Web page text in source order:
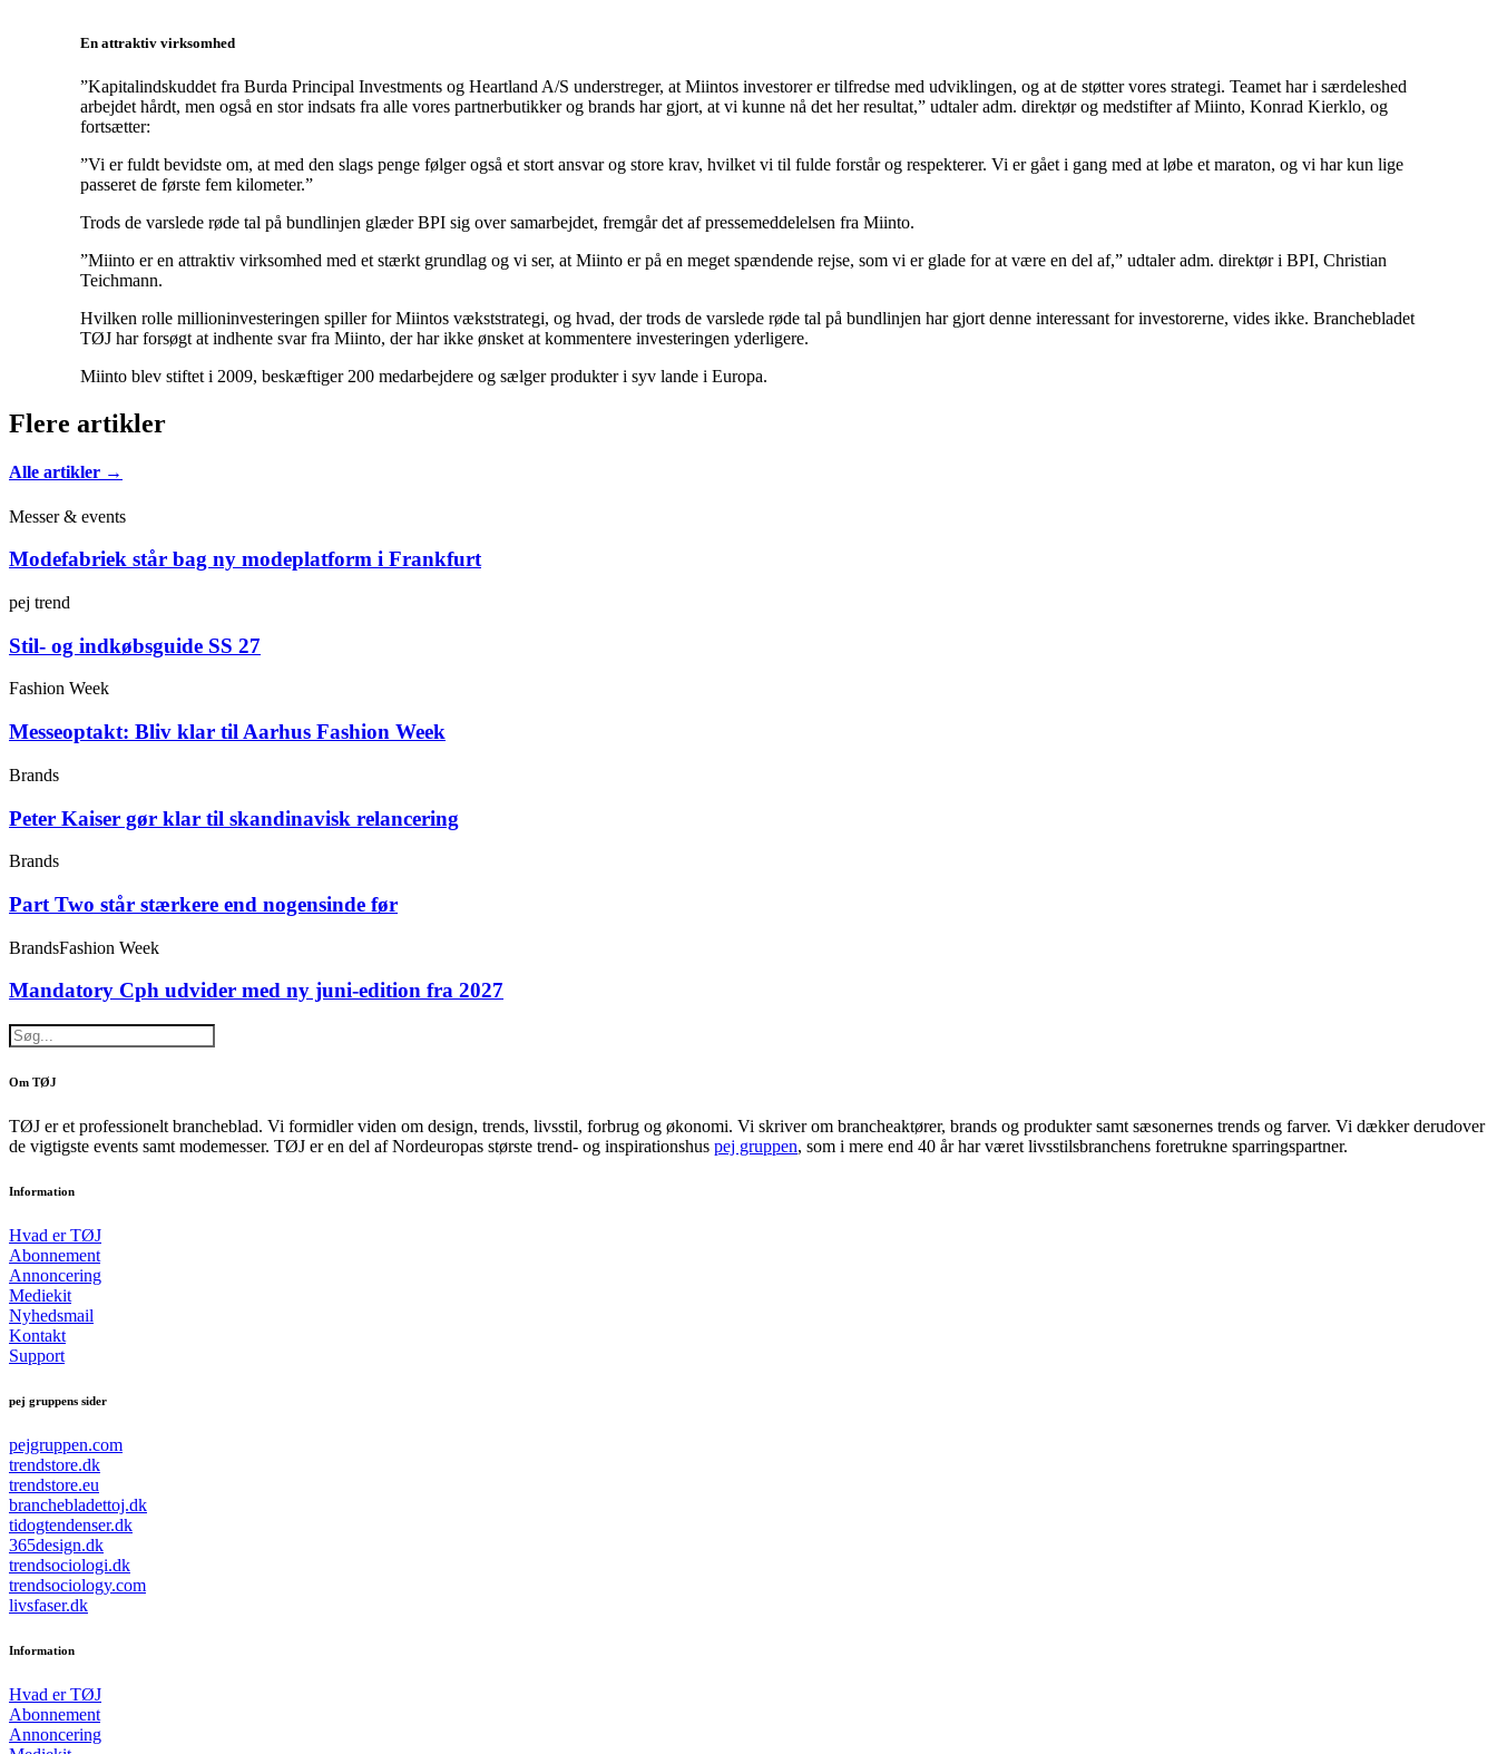
En attraktiv virksomhed
”Kapitalindskuddet fra Burda Principal Investments og Heartland A/S understreger, at Miintos investorer er tilfredse med udviklingen, og at de støtter vores strategi. Teamet har i særdeleshed
arbejdet hårdt, men også en stor indsats fra alle vores partnerbutikker og brands har gjort, at vi kunne nå det her resultat,” udtaler adm. direktør og medstifter af Miinto, Konrad Kierklo, og
fortsætter:
”Vi er fuldt bevidste om, at med den slags penge følger også et stort ansvar og store krav, hvilket vi til fulde forstår og respekterer. Vi er gået i gang med at løbe et maraton, og vi har kun lige
passeret de første fem kilometer.”
Trods de varslede røde tal på bundlinjen glæder BPI sig over samarbejdet, fremgår det af pressemeddelelsen fra Miinto.
”Miinto er en attraktiv virksomhed med et stærkt grundlag og vi ser, at Miinto er på en meget spændende rejse, som vi er glade for at være en del af,” udtaler adm. direktør i BPI, Christian
Teichmann.
Hvilken rolle millioninvesteringen spiller for Miintos vækststrategi, og hvad, der trods de varslede røde tal på bundlinjen har gjort denne interessant for investorerne, vides ikke. Branchebladet
TØJ har forsøgt at indhente svar fra Miinto, der har ikke ønsket at kommentere investeringen yderligere.
Miinto blev stiftet i 2009, beskæftiger 200 medarbejdere og sælger produkter i syv lande i Europa.
Flere artikler
Alle artikler →
Messer & events
Modefabriek står bag ny modeplatform i Frankfurt
pej trend
Stil- og indkøbsguide SS 27
Fashion Week
Messeoptakt: Bliv klar til Aarhus Fashion Week
Brands
Peter Kaiser gør klar til skandinavisk relancering
Brands
Part Two står stærkere end nogensinde før
BrandsFashion Week
Mandatory Cph udvider med ny juni-edition fra 2027
Om TØJ
TØJ er et professionelt brancheblad. Vi formidler viden om design, trends, livsstil, forbrug og økonomi. Vi skriver om brancheaktører, brands og produkter samt sæsonernes trends og farver. Vi dækker derudover
de vigtigste events samt modemesser. TØJ er en del af Nordeuropas største trend- og inspirationshus pej gruppen, som i mere end 40 år har været livsstilsbranchens foretrukne sparringspartner.
Information
Hvad er TØJ
Abonnement
Annoncering
Mediekit
Nyhedsmail
Kontakt
Support
pej gruppens sider
pejgruppen.com
trendstore.dk
trendstore.eu
branchebladettoj.dk
tidogtendenser.dk
365design.dk
trendsociologi.dk
trendsociology.com
livsfaser.dk
Information
Hvad er TØJ
Abonnement
Annoncering